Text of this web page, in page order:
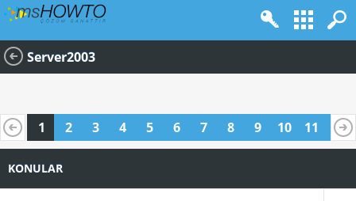
Server2003
1 2 3 4 5 6 7 8 9 10 11
12
KONULAR